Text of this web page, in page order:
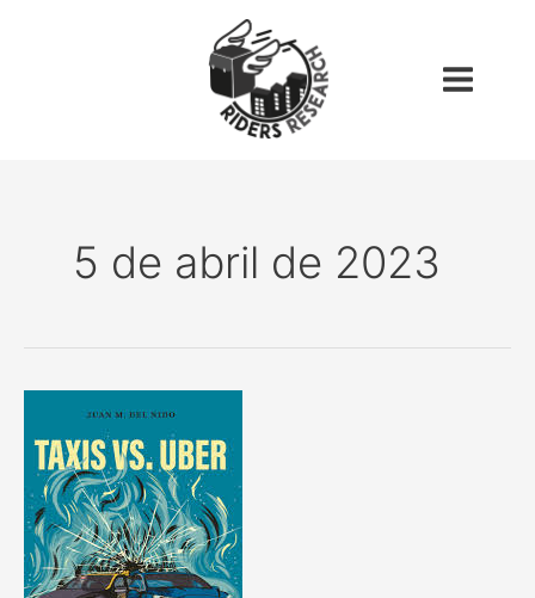
Menu
5 de abril de 2023
vs.
Uber:
Courts,
Markets,
and
Technology